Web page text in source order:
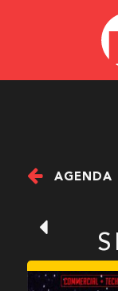
AGENDA